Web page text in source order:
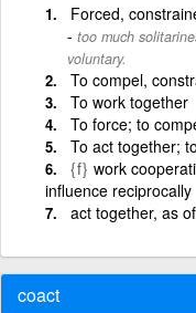
Forced,
too much
voluntary.
To compel,
To work together
To force; to
To act together;
{f} work
influence reciprocally
act together, as
coact